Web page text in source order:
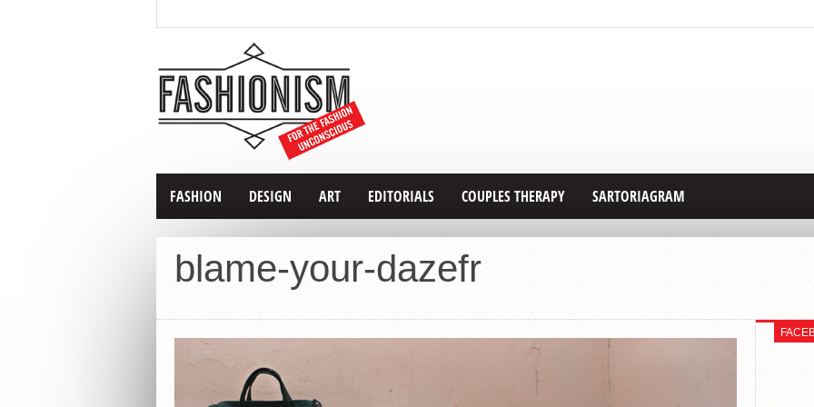
FASHION DESIGN ART EDITORIALS COUPLES THERAPY SARTORIAGRAM
blame-your-dazefr